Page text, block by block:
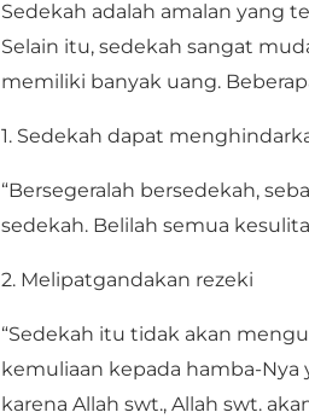
Sedekah adalah amalan yang
Selain itu, sedekah sangat
memiliki banyak uang.
1. Sedekah dapat
“Bersegeralah bersedekah,
sedekah. Belilah semua
2. Melipatgandakan rezeki
“Sedekah itu tidak akan
kemuliaan kepada hamba-Nya
karena Allah swt., Allah swt.